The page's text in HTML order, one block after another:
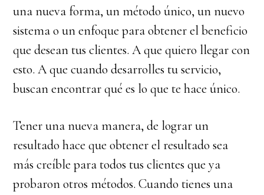
una nueva forma, un método único, un nuevo
sistema o un enfoque para obtener el beneficio
que desean tus clientes. A que quiero llegar con
esto. A que cuando desarrolles tu servicio,
buscan encontrar qué es lo que te hace único.
Tener una nueva manera, de lograr un
resultado hace que obtener el resultado sea
más creíble para todos tus clientes que ya
probaron otros métodos. Cuando tienes una